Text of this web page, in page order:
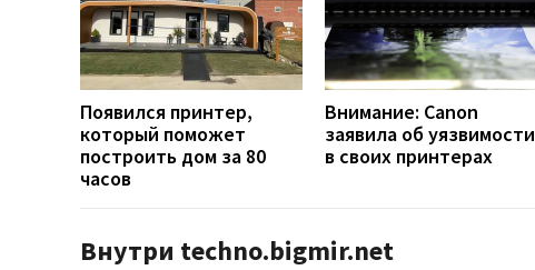
Появился принтер,
который поможет
построить дом за 80
часов
Внимание: Canon
заявила об уязвимости
в своих принтерах
Внутри techno.bigmir.net